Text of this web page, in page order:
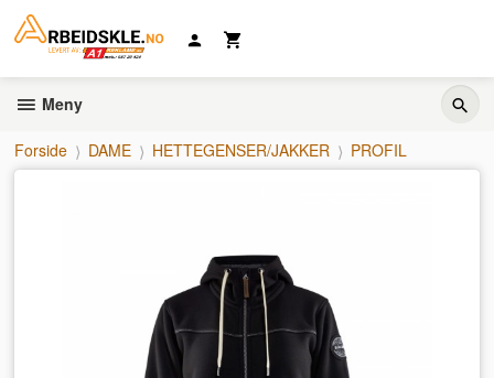
innholdet
Meny
Forside DAME HETTEGENSER/JAKKER PROFIL